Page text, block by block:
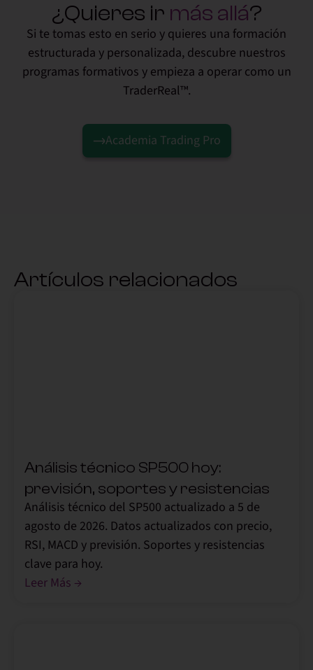
¿Quieres ir más allá?
Si te tomas esto en serio y quieres una formación
estructurada y personalizada, descubre nuestros
programas formativos y empieza a operar como un
TraderReal™.
Academia Trading Pro
Artículos relacionados
Análisis técnico SP500 hoy:
previsión, soportes y resistencias
Análisis técnico del SP500 actualizado a 5 de
agosto de 2026. Datos actualizados con precio,
RSI, MACD y previsión. Soportes y resistencias
clave para hoy.
Leer Más →